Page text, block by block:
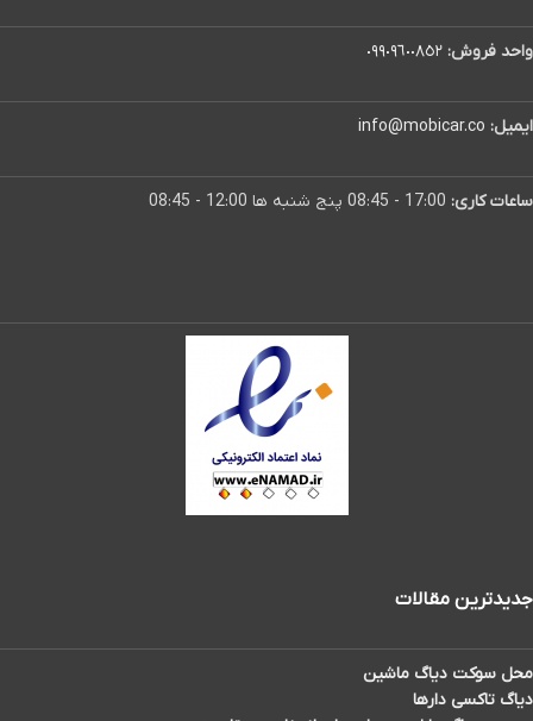
واحد فروش: ٠٩٩٠٩٦٠٠٨٥٢
ایمیل: info@mobicar.co
ساعات کاری:
جدیدترین مقالات
محل سوکت دیاگ ماشین
دیاگ تاکسی دارها